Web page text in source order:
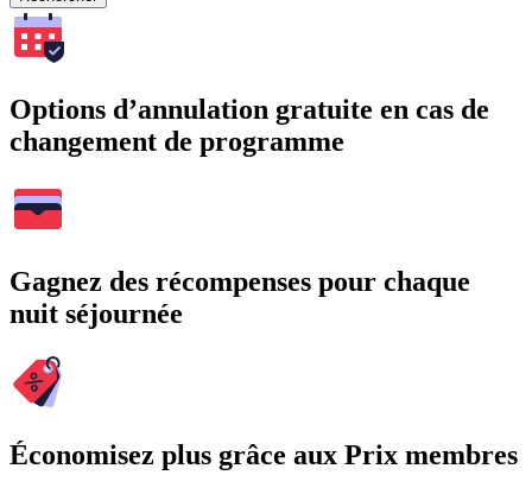
Options d’annulation gratuite en cas de
changement de programme
Gagnez des récompenses pour chaque
nuit séjournée
Économisez plus grâce aux Prix membres